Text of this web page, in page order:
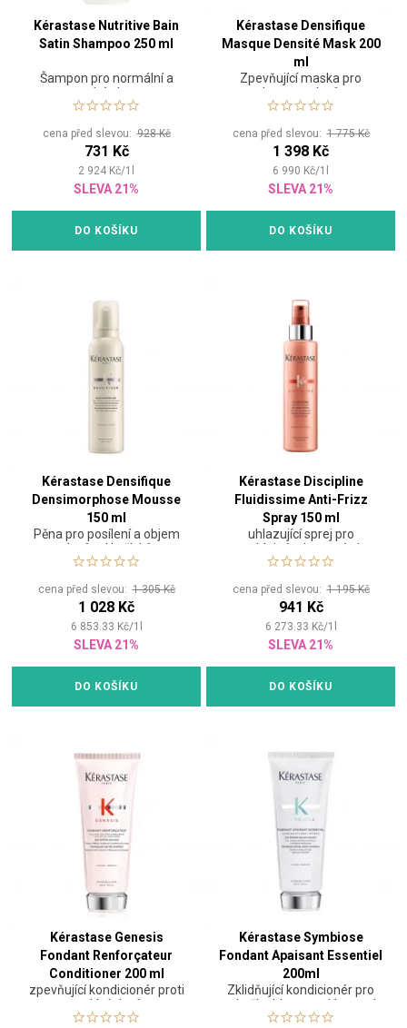
Kérastase Nutritive Bain
Satin Shampoo 250 ml
Šampon pro normální a
suché vlasy
cena před slevou:928 Kč
731 Kč
2 924 Kč/1
SLEVA 21%
DO KOŠÍKU
Kérastase Densifique
Masque Densité Mask 200
ml
Zpevňující maska pro
hustotu vlasů
cena před slevou:1 775 Kč
1 398 Kč
6 990 Kč/1
SLEVA 21%
DO KOŠÍKU
Kérastase Densifique
Densimorphose Mousse
150 ml
Pěna pro posílení a objem
vlasů od kořínků
cena před slevou:1 305 Kč
1 028 Kč
6 853.33 Kč/1
SLEVA 21%
DO KOŠÍKU
Kérastase Discipline
Fluidissime Anti-Frizz
Spray 150 ml
uhlazující sprej pro
nepoddajné a krepaté vlasy
cena před slevou:1 195 Kč
941 Kč
6 273.33 Kč/1
SLEVA 21%
DO KOŠÍKU
Kérastase Genesis
Fondant Renforçateur
Conditioner 200 ml
zpevňující kondicionér proti
padání vlasů
Kérastase Symbiose
Fondant Apaisant Essentiel
200ml
Zklidňující kondicionér pro
pokožku hlavy se sklonem k
tvorbě lupů